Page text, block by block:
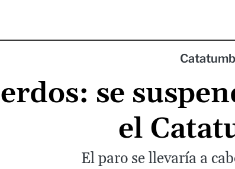
se
el
El paro se llevaría a